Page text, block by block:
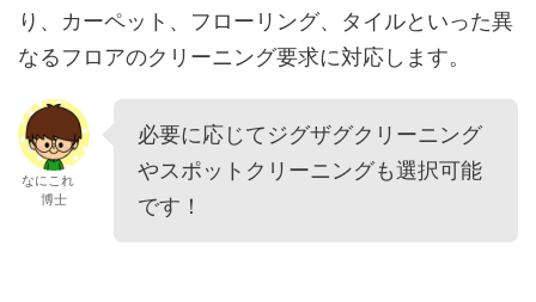
り、カーペット、フローリング、タイルといった異
なるフロアのクリーニング要求に対応します。
なにこれ
博士
必要に応じてジグザグクリーニング
やスポットクリーニングも選択可能
です！